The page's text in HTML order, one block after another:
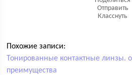
Отправить
Класснуть
Похожие записи:
Тонированные контактные линзы.
преимущества